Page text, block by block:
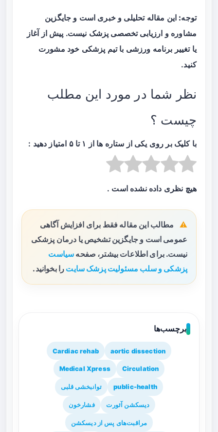
توجه: این مقاله تحلیلی و خبری است و جایگزین
مشاوره و ارزیابی تخصصی پزشک نیست. پیش از آغاز
یا تغییر برنامه ورزشی با تیم پزشکی خود مشورت
کنید.
نظر شما در مورد این مطلب
چیست ؟
با کلیک بر روی یکی از ستاره ها از ۱ تا ۵ امتیاز دهید :
هیچ نظری داده نشده است .
مطالب این مقاله فقط برای افزایش آگاهی
عمومی است و جایگزین تشخیص یا درمان پزشکی
نیست. برای اطلاعات بیشتر، صفحه سیاست
پزشکی و سلب مسئولیت پزشک سایت را بخوانید.
برچسب‌ها
aortic dissection
Cardiac rehab
Circulation
Medical Xpress
public-health توانبخشی قلبی
دیسکشن آئورت فشارخون
مراقبت‌های پس از دیسکشن